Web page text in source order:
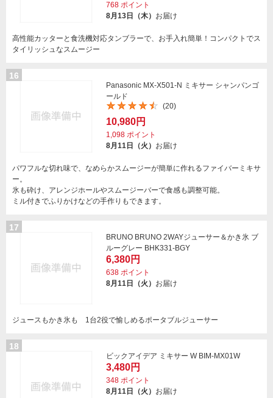
768 ポイント
8月13日（木） お届け
高性能カッターと食洗機対応タンブラーで、お手入れ簡単！コンパクトでス
タイリッシュなスムージー
16
Panasonic MX-X501-N ミキサー シャンパンゴ
ールド
(20)
10,980円
1,098 ポイント
8月11日（火） お届け
パワフルな切れ味で、なめらかスムージーが簡単に作れるファイバーミキサ
ー。
氷も砕け、アレンジホールやスムージーバーで食感も調整可能。
ミル付きでふりかけなどの手作りもできます。
17
BRUNO BRUNO 2WAYジューサー＆かき氷 ブ
ルーグレー BHK331-BGY
6,380円
638 ポイント
8月11日（火） お届け
ジュースもかき氷も 1台2役で愉しめるポータブルジューサー
18
ビックアイデア ミキサー W BIM-MX01W
3,480円
348 ポイント
8月11日（火） お届け